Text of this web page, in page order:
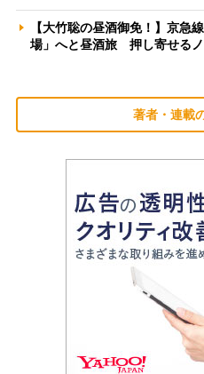
【大竹聡の昼酒御免！】京急
場」へと昼酒旅 押し寄せる
著者・連載